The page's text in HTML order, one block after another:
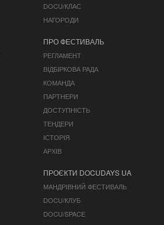
DOCU/КЛАС
НАГОРОДИ
ПРО ФЕСТИВАЛЬ
РЕГЛАМЕНТ
ВІДБІРКОВА РАДА
КОМАНДА
ПАРТНЕРИ
ДОСТУПНІСТЬ
ТЕНДЕРИ
ІСТОРІЯ
АРХІВ
ПРОЄКТИ DOCUDAYS UA
МАНДРІВНИЙ ФЕСТИВАЛЬ
DOCU/КЛУБ
DOCU/SPACE